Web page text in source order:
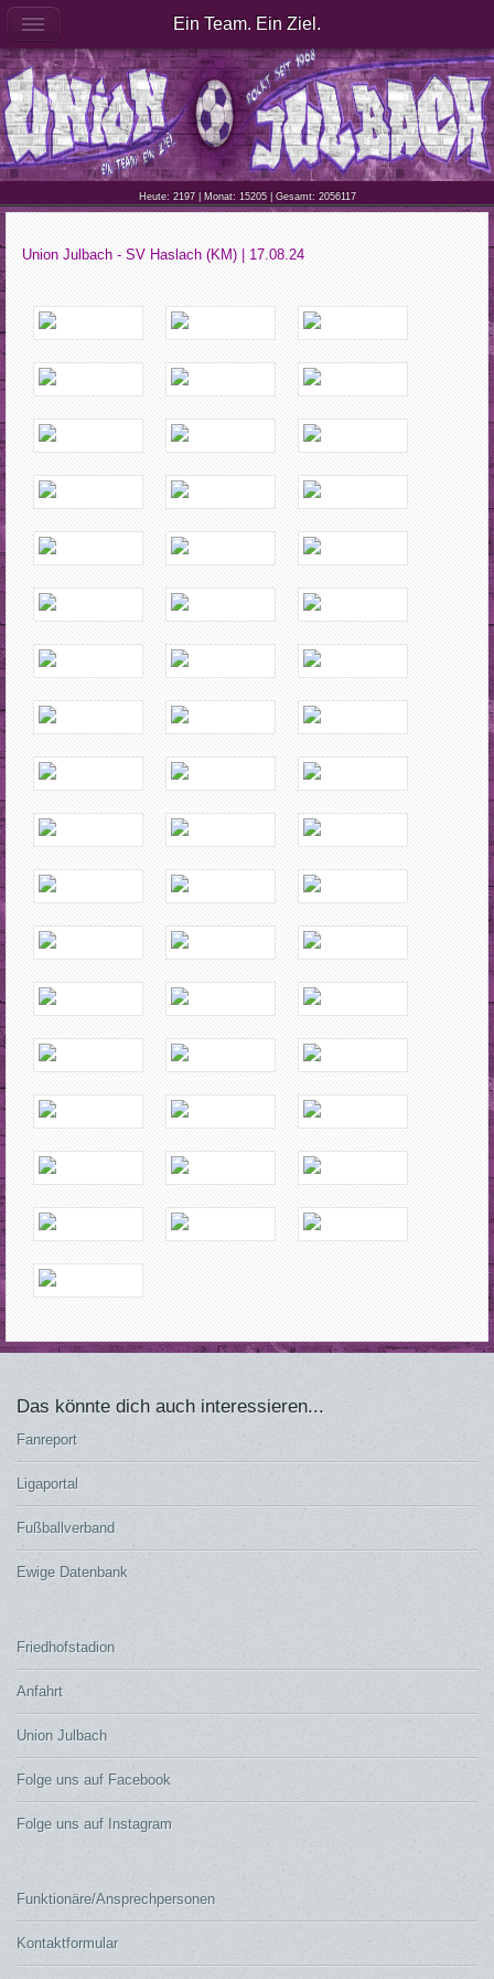
Heute: 2197 | Monat: 15205 | Gesamt: 2056117
Union Julbach - SV Haslach (KM) | 17.08.24
Das könnte dich auch interessieren...
Fanreport
Ligaportal
Fußballverband
Ewige Datenbank
Friedhofstadion
Anfahrt
Union Julbach
Folge uns auf Facebook
Folge uns auf Instagram
Funktionäre/Ansprechpersonen
Kontaktformular
Ein Team. Ein Ziel.